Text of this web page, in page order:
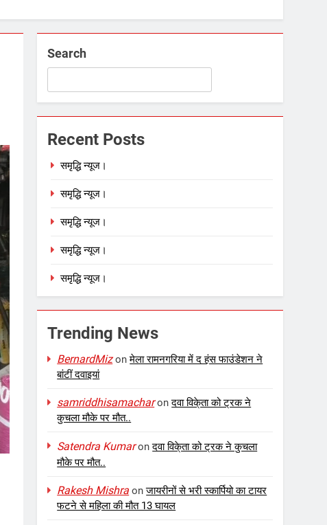
Search
Recent Posts
समृद्धि न्यूज।
समृद्धि न्यूज।
समृद्धि न्यूज।
समृद्धि न्यूज।
समृद्धि न्यूज।
Trending News
BernardMizonमेला रामनगरिया में द हंस फाउंडेशन ने
बांटीं दवाइयां
samriddhisamacharonदवा विके्ता को ट्रक ने
कुचला मौके पर मौत..
Satendra Kumaronदवा विके्ता को ट्रक ने कुचला
मौके पर मौत..
Rakesh Mishra onजायरीनों से भरी स्कार्पियो का टायर
फटने से महिला की मौत 13 घायल